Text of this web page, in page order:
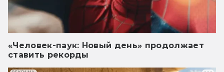
«Человек-паук: Новый день» продолжает
ставить рекорды